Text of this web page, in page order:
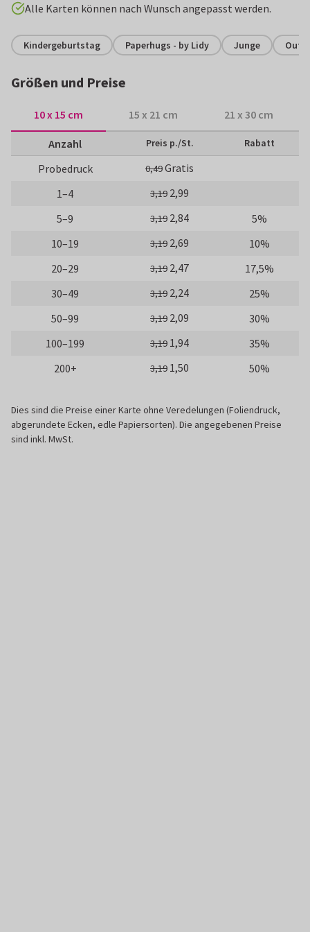
Alle Karten können nach Wunsch angepasst werden.
Kindergeburtstag Paperhugs - by Lidy Junge
Größen und Preise
10 x 15 cm 15 x 21 cm 21 x 30 cm
Anzahl Preis p./St. Rabatt
Probedruck 0,49Gratis
1–4
3,19 2,99
5–9
3,19 2,84
5%
10–19
3,19 2,69
10%
20–29
3,19 2,47
17,5%
30–49
3,19 2,24
25%
50–99
3,19 2,09
30%
100–199
3,19 1,94
35%
200+
3,19 1,50 50%
Dies sind die Preise einer Karte ohne Veredelungen (Foliendruck,
abgerundete Ecken, edle Papiersorten). Die angegebenen Preise
sind inkl. MwSt.